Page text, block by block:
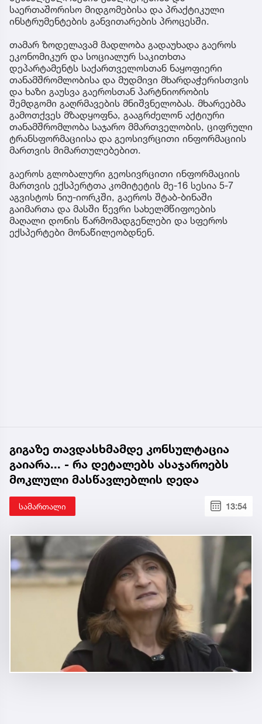
საერთაშორისო მიდგომებისა და პრაქტიკული
ინსტრუმენტების განვითარების პროცესში.
თამარ ზოდელავამ მადლობა გადაუხადა გაეროს
ეკონომიკურ და სოციალურ საკითხთა
დეპარტამენტს საქართველოსთან ნაყოფიერი
თანამშრომლობისა და მუდმივი მხარდაჭერისთვის
და ხაზი გაუსვა გაეროსთან პარტნიორობის
შემდგომი გაღრმავების მნიშვნელობას. მხარეებმა
გამოთქვეს მზადყოფნა, გააგრძელონ აქტიური
თანამშრომლობა საჯარო მმართველობის, ციფრული
ტრანსფორმაციისა და გეოსივრცითი ინფორმაციის
მართვის მიმართულებებით.
გაეროს გლობალური გეოსივრცითი ინფორმაციის
მართვის ექსპერტთა კომიტეტის მე-16 სესია 5-7
აგვისტოს ნიუ-იორკში, გაეროს შტაბ-ბინაში
გაიმართა და მასში წევრი სახელმწიფოების
მაღალი დონის წარმომადგენლები და სფეროს
ექსპერტები მონაწილეობდნენ.
გიგაზე თავდასხმამდე კონსულტაცია
გაიარა... - რა დეტალებს ასაჯაროებს
მოკლული მასწავლებლის დედა
სამართალი 13:54